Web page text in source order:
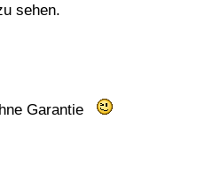
sehen.
Garantie